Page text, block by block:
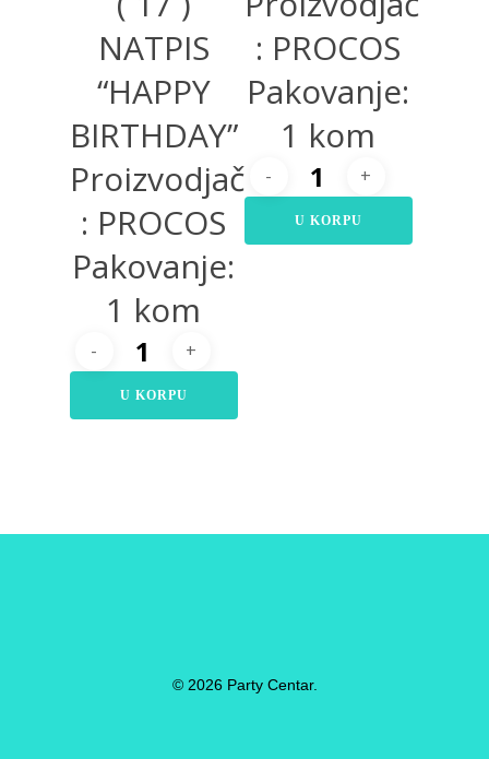
NATPIS
“HAPPY
BIRTHDAY”
Proizvodjač
: PROCOS
Pakovanje:
1 kom
U KORPU
: PROCOS
Pakovanje:
1 kom
U KORPU
© 2026 Party Centar.